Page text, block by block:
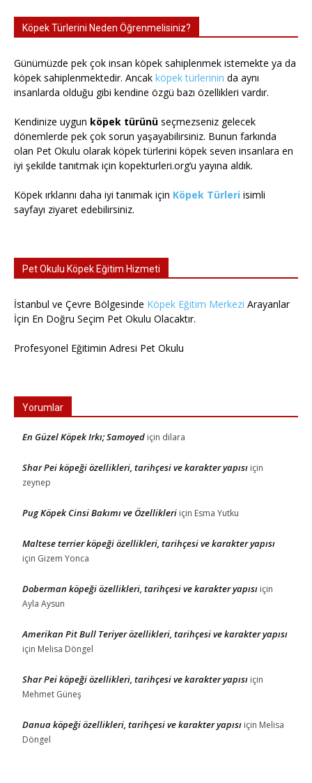
Köpek Türlerini Neden Öğrenmelisiniz?
Günümüzde pek çok insan köpek sahiplenmek istemekte ya da
köpek sahiplenmektedir. Ancak köpek türlerinin da aynı
insanlarda olduğu gibi kendine özgü bazı özellikleri vardır.
Kendinize uygun köpek türünü seçmezseniz gelecek
dönemlerde pek çok sorun yaşayabilirsiniz. Bunun farkında
olan Pet Okulu olarak köpek türlerini köpek seven insanlara en
iyi şekilde tanıtmak için kopekturleri.org’u yayına aldık.
Köpek ırklarını daha iyi tanımak için Köpek Türleri isimli
sayfayı ziyaret edebilirsiniz.
Pet Okulu Köpek Eğitim Hizmeti
İstanbul ve Çevre Bölgesinde Köpek Eğitim Merkezi Arayanlar
İçin En Doğru Seçim Pet Okulu Olacaktır.
Profesyonel Eğitimin Adresi Pet Okulu
Yorumlar
En Güzel Köpek Irkı; Samoyed için dilara
Shar Pei köpeği özellikleri, tarihçesi ve karakter yapısı için
zeynep
Pug Köpek Cinsi Bakımı ve Özellikleri için Esma Yutku
Maltese terrier köpeği özellikleri, tarihçesi ve karakter yapısı
için Gizem Yonca
Doberman köpeği özellikleri, tarihçesi ve karakter yapısı için
Ayla Aysun
Amerikan Pit Bull Teriyer özellikleri, tarihçesi ve karakter yapısı
için Melisa Döngel
Shar Pei köpeği özellikleri, tarihçesi ve karakter yapısı için
Mehmet Güneş
Danua köpeği özellikleri, tarihçesi ve karakter yapısı için Melisa
Döngel